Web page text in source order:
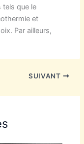
que le
et
Par ailleurs,
SUIVANT